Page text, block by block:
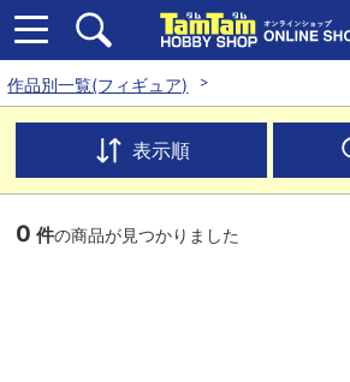
作品別一覧(フィギュア)
表示順
0 件の商品が見つかりました